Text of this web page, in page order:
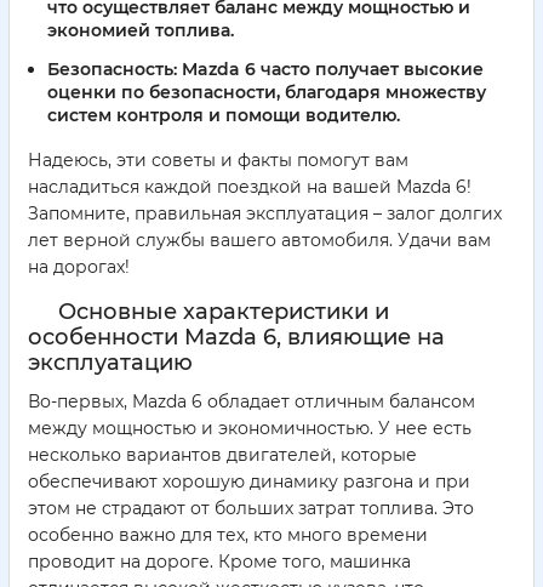
что осуществляет баланс между мощностью и
экономией топлива.
Безопасность: Mazda 6 часто получает высокие
оценки по безопасности, благодаря множеству
систем контроля и помощи водителю.
Надеюсь, эти советы и факты помогут вам
насладиться каждой поездкой на вашей Mazda 6!
Запомните, правильная эксплуатация – залог долгих
лет верной службы вашего автомобиля. Удачи вам
на дорогах!
Основные характеристики и
особенности Mazda 6, влияющие на
эксплуатацию
Во-первых, Mazda 6 обладает отличным балансом
между мощностью и экономичностью. У нее есть
несколько вариантов двигателей, которые
обеспечивают хорошую динамику разгона и при
этом не страдают от больших затрат топлива. Это
особенно важно для тех, кто много времени
проводит на дороге. Кроме того, машинка